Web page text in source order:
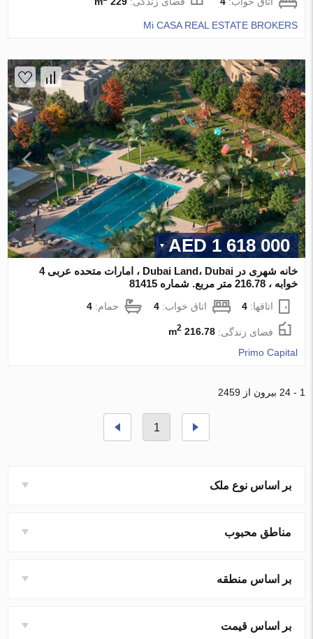
Mi CASA REAL ESTATE BROKERS
1 618 000 AED
خانه شهری در Dubai Land، Dubai ، امارات متحده عربی 4
خوابه ، 216.78 متر مربع. شماره 81415
اتاقها:4 اتاق خواب:4 حمام:4
فضای زندگی:216.78 m
2
Primo Capital
1 - 24 بیرون از 2459
1
بر اساس نوع ملک
مناطق محبوب
بر اساس منطقه
بر اساس قیمت